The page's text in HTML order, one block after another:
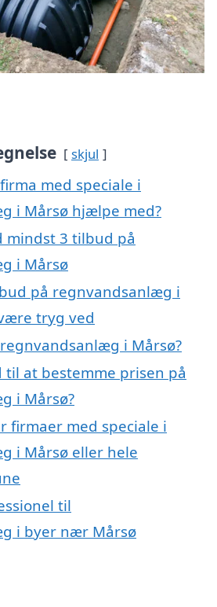
skjul
med speciale i
i Mårsø hjælpe med?
3 tilbud på
i Mårsø
på regnvandsanlæg i
tryg ved
i Mårsø?
til at bestemme prisen på
i Mårsø?
firmaer med speciale i
i Mårsø eller hele
til
i byer nær Mårsø